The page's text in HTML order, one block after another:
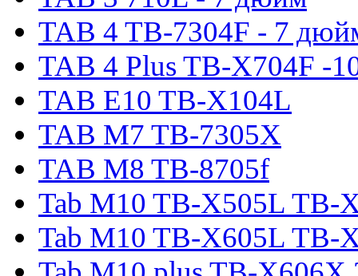
TAB 4 TB-7304F - 7
TAB 4 Plus TB-X704F -
TAB E10 TB-X104L
TAB M7 TB-7305X
TAB M8 TB-8705f
Tab M10 TB-X505L TB-
Tab M10 TB-X605L TB-